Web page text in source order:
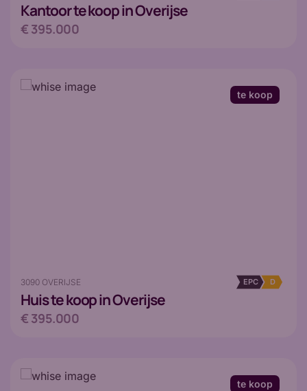
Kantoorte koop in Overijse
€ 395.000
3090 OVERIJSE
Huiste koop in Overijse
EPC D
€ 395.000
te koop
te koop